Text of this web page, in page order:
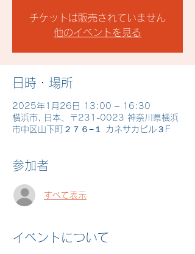
チケットは販売されていません
他のイベントを見る
日時・場所
2025年1月26日 13:00 – 16:30
横浜市, 日本、〒231-0023 神奈川県横浜
市中区山下町２７６−１ カネサカビル３F
参加者
すべて表示
イベントについて